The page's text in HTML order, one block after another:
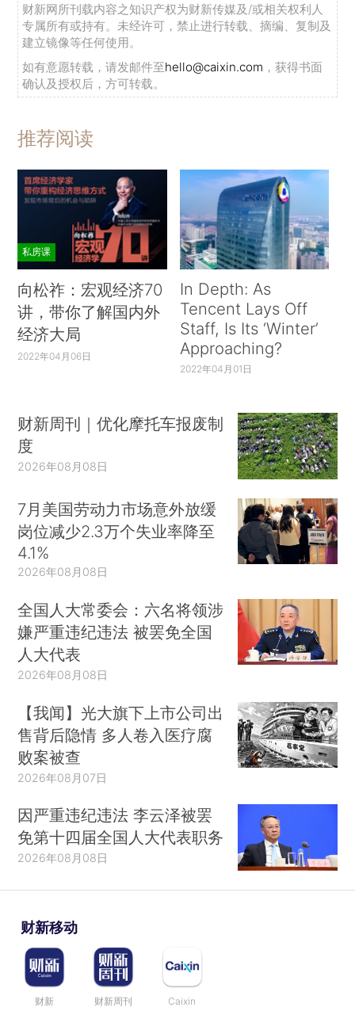
财新网所刊载内容之知识产权为财新传媒及/或相关权利人
专属所有或持有。未经许可，禁止进行转载、摘编、复制及
建立镜像等任何使用。
如有意愿转载，请发邮件至hello@caixin.com ，获得书面
确认及授权后，方可转载。
推荐阅读
私房课
向松祚：宏观经济70
讲，带你了解国内外
经济大局
2022年04月06日
In Depth: As
Tencent Lays Off
Staff, Is Its ‘Winter’
Approaching?
2022年04月01日
财新周刊｜优化摩托车报废制
度
2026年08月08日
7月美国劳动力市场意外放缓
岗位减少2.3万个失业率降至
4.1%
2026年08月08日
全国人大常委会：六名将领涉
嫌严重违纪违法 被罢免全国
人大代表
2026年08月08日
【我闻】光大旗下上市公司出
售背后隐情 多人卷入医疗腐
败案被查
2026年08月07日
因严重违纪违法 李云泽被罢
免第十四届全国人大代表职务
2026年08月08日
财新移动
财新 财新周刊 Caixin